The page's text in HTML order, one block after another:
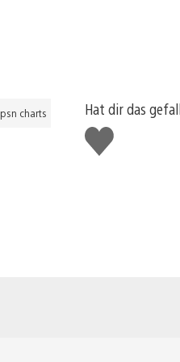
psn charts
Hat dir das
Gefällt
mir